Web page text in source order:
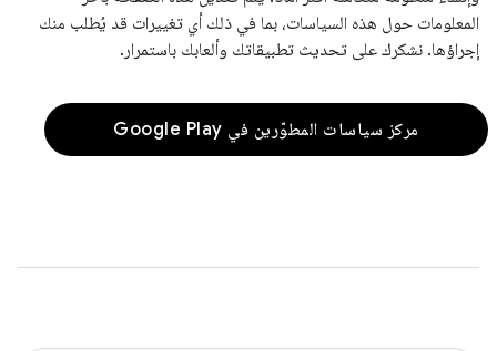
المعلومات حول هذه السياسات، بما في ذلك أي تغييرات قد يُطلب منك
إجراؤها. نشكرك على تحديث تطبيقاتك وألعابك باستمرار.
مركز سياسات المطوّرين في Google Play